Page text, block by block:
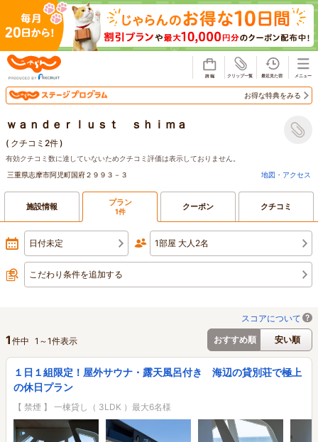
お得な特典をみる
ｗａｎｄｅｒｌｕｓｔ ｓｈｉｍａ
( クチコミ2件)
有効クチコミ数に達していないためクチコミ評価は表示しておりません。
三重県志摩市阿児町国府２９９３－３
地図・アクセス
施設情報 プラン
1件 クーポン クチコミ
日付未定 1部屋 大人2名
こだわり条件を追加する
スコアについて
おすすめ順
安い順
1 件中 1 ～1件表示
１日１組限定！屋外サウナ・露天風呂付き 海辺の貸別荘で極上
の休日プラン
【 禁煙 】 一棟貸し（ 3LDK ）最大6名様